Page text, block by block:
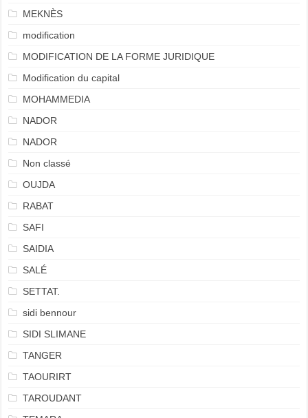
MEKNÈS
modification
MODIFICATION DE LA FORME JURIDIQUE
Modification du capital
MOHAMMEDIA
NADOR
NADOR
Non classé
OUJDA
RABAT
SAFI
SAIDIA
SALÉ
SETTAT.
sidi bennour
SIDI SLIMANE
TANGER
TAOURIRT
TAROUDANT